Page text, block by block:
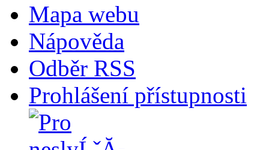
Mapa webu
Nápověda
Odběr RSS
Prohlášení přístupnosti